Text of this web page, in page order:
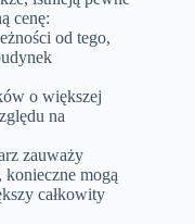
cenę:
od tego,
o większej
na
zauważy
mogą
całkowity